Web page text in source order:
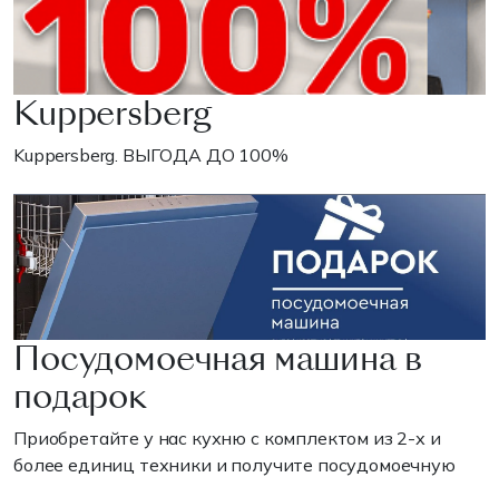
Kuppersberg
Kuppersberg. ВЫГОДА ДО 100%
Посудомоечная машина в
подарок
Приобретайте у нас кухню с комплектом из 2-х и
более единиц техники и получите посудомоечную